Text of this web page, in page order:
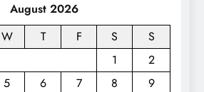
August 2026
W T F S
S
1
2
5 6 7 8
9